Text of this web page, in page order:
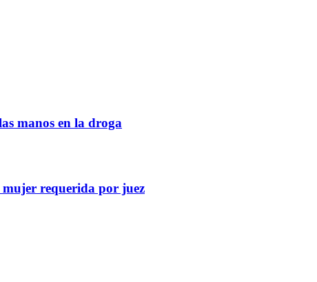
manos en la droga
mujer requerida por juez